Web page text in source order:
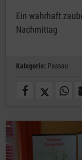
Ein wahrhaft
Nachmittag
Kategorie: Passau